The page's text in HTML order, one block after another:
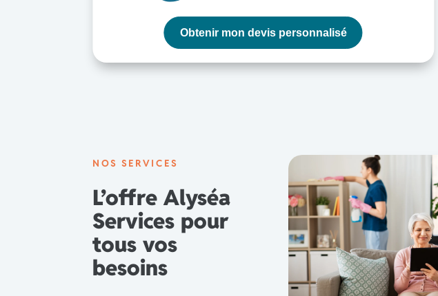
Obtenir mon devis personnalisé
NOS SERVICES
L’offre Alyséa
Services pour
tous vos
besoins